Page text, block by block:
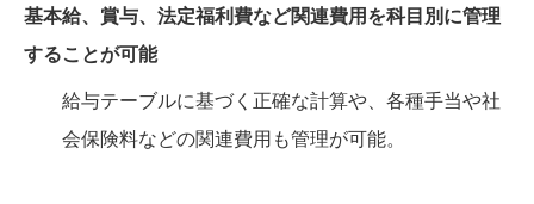
基本給、賞与、法定福利費など関連費用を科目別に管理
することが可能
給与テーブルに基づく正確な計算や、各種手当や社
会保険料などの関連費用も管理が可能。